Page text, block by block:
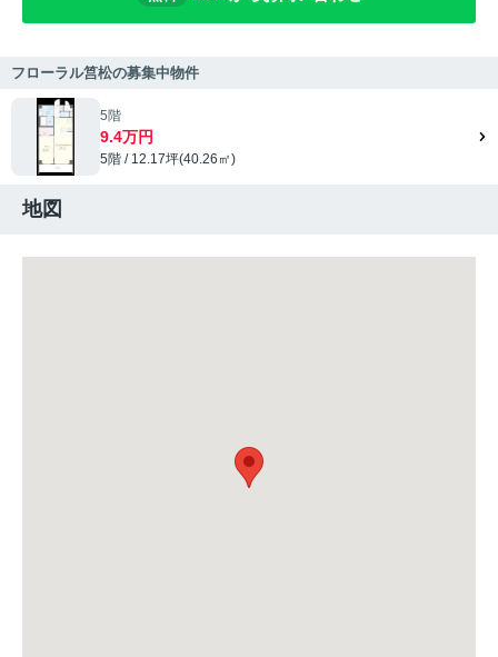
フローラル筥松の募集中物件
5階
9.4万円
5階 / 12.17坪(40.26㎡)
地図